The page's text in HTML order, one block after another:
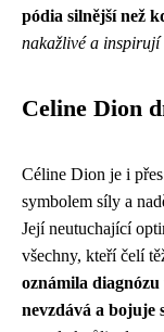
pódia silnější než
nakažlivé a inspirují
Celine Dion
Céline Dion je i
symbolem síly a
Její neutuchající
všechny, kteří čelí
oznámila diagnózu
nevzdává a bojuje